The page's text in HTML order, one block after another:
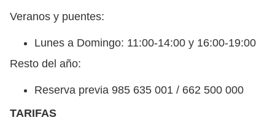
Veranos y puentes:
Lunes a Domingo: 11:00-14:00 y 16:00-19:00
Resto del año:
Reserva previa 985 635 001 / 662 500 000
TARIFAS